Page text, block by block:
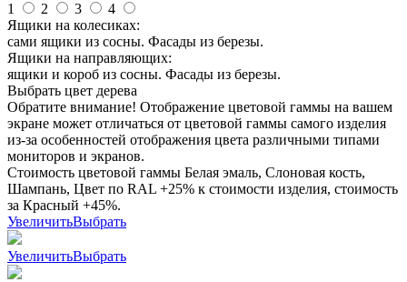
1
2 3
4
Ящики на колесиках:
сами ящики из сосны. Фасады из березы.
Ящики на направляющих:
ящики и короб из сосны. Фасады из березы.
Выбрать цвет дерева
Обратите внимание! Отображение цветовой гаммы на вашем
экране может отличаться от цветовой гаммы самого изделия
из-за особенностей отображения цвета различными типами
мониторов и экранов.
Стоимость цветовой гаммы Белая эмаль, Слоновая кость,
Шампань, Цвет по RAL +25% к стоимости изделия, стоимость
за Красный +45%.
УвеличитьВыбрать
УвеличитьВыбрать